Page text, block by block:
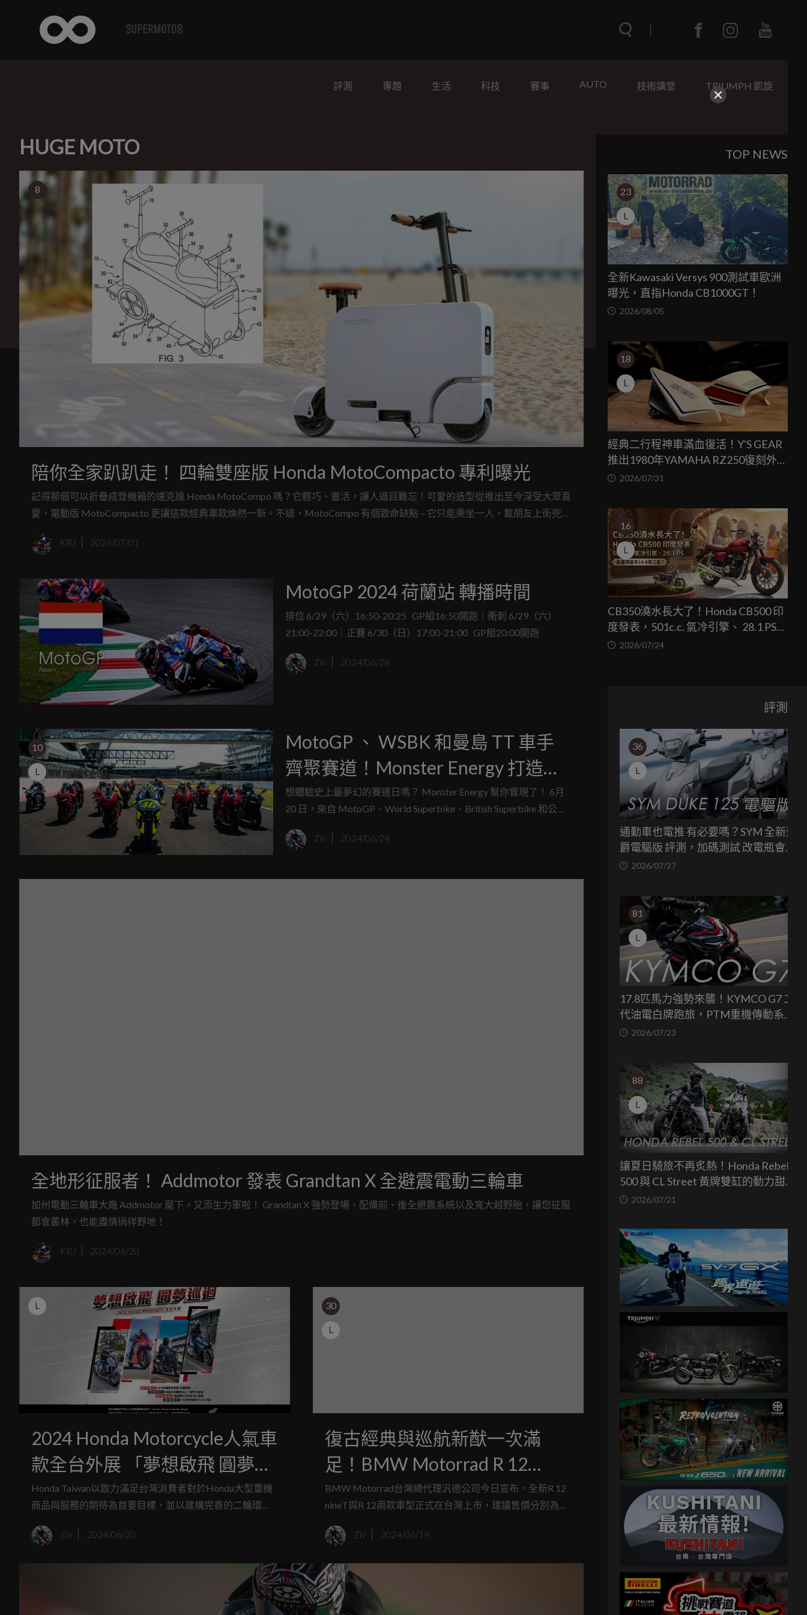
評測 專題 生活 科技 賽事 AUTO 技術講堂 TRIUMPH 凱旋
HUGE MOTO
8
陪你全家趴趴走！ 四輪雙座版 Honda MotoCompacto 專利曝光
記得那個可以折疊成登機箱的速克達 Honda MotoCompo 嗎？它輕巧、靈活，讓人過目難忘！可愛的造型從推出至今深受大眾喜
愛，電動版 MotoCompacto 更讓這款經典車款煥然一新。不過，MotoCompo 有個致命缺點 – 它只能乘坐一人，載朋友上街兜風
KRJ 2024/07/01
MotoGP 2024 荷蘭站 轉播時間
排位 6/29（六）16:50-20:25 GP組16:50開跑｜衝刺 6/29（六）
21:00-22:00｜正賽 6/30（日）17:00-21:00 GP組20:00開跑
Ziv 2024/06/28
10
L
MotoGP 、 WSBK 和曼島 TT 車手
齊聚賽道！Monster Energy 打造史
上最夢幻的賽道日
想體驗史上最夢幻的賽道日嗎？ Monster Energy 幫你實現了！ 6月
20 日，來自 MotoGP、World Superbike、British Superbike 和公路
天。
Ziv 2024/06/24
全地形征服者！ Addmotor 發表 Grandtan X 全避震電動三輪車
加州電動三輪車大廠 Addmotor 麾下，又添生力軍啦！ Grandtan X 強勢登場，配備前、後全避震系統以及寬大越野胎，讓您征服
都會叢林，也能盡情徜徉野地！
KRJ 2024/06/20
L
2024 Honda Motorcycle人氣車
款全台外展 「夢想啟飛 圓夢巡
迴」
Honda Taiwan以致力滿足台灣消費者對於Honda大型重機
商品與服務的期待為首要目標，並以建構完善的二輪環境
客不同的選擇，為了讓更多消費者近距離體驗Honda
Ziv 2024/06/20
30
L
復古經典與巡航新猷一次滿
足！BMW Motorrad R 12
nineT、R 12售價95.8/78.9萬強
勢登台
BMW Motorrad台灣總代理汎德公司今日宣​​布，全新R 12
nineT與R 12兩款車型正式在台灣上市，建議售價分別為新
nineT，以更簡潔洗鍊的設計語彙詮釋經典，並提供更豐富
適愜意的騎乘體驗，為喜愛復古與巡航的騎士提供更多元
化的選擇。
Ziv 2024/06/19
TOP NEWS
23
L
全新Kawasaki Versys 900測試車歐洲
曝光，直指Honda CB1000GT！
2026/08/05
18
L
經典二行程神車滿血復活！Y'S GEAR
推出1980年YAMAHA RZ250復刻外裝
套件2026/07/31
16
L
CB350澆水長大了！Honda CB500 印
度發表，501c.c. 氣冷引擎、 28.1 PS，
能重現當年14.8萬之亂？
2026/07/24
評測
36
L
通勤車也電推 有必要嗎？SYM 全新迪
爵電驅版 評測，加碼測試 改電瓶會更
省油嗎？
2026/07/27
81
L
17.8匹馬力強勢來襲！KYMCO G7 二
代油電白牌跑旅，PTM重機傳動系統
與8公斤減重的操控饗宴
2026/07/23
88
L
讓夏日騎旅不再炙熱！Honda Rebel
500 與 CL Street 黃牌雙缸的動力甜蜜
點 2026/07/21